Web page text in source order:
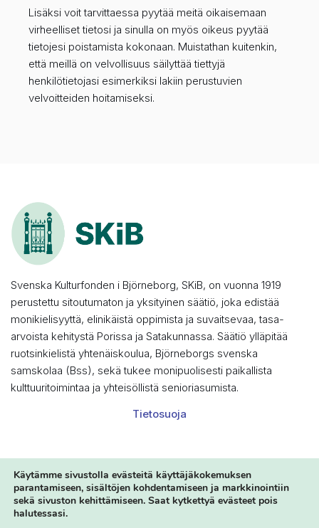
Lisäksi voit tarvittaessa pyytää meitä oikaisemaan
virheelliset tietosi ja sinulla on myös oikeus pyytää
tietojesi poistamista kokonaan. Muistathan kuitenkin,
että meillä on velvollisuus säilyttää tiettyjä
henkilötietojasi esimerkiksi lakiin perustuvien
velvoitteiden hoitamiseksi.
Svenska Kulturfonden i Björneborg, SKiB, on vuonna 1919
perustettu sitoutumaton ja yksityinen säätiö, joka edistää
monikielisyyttä, elinikäistä oppimista ja suvaitsevaa, tasa-
arvoista kehitystä Porissa ja Satakunnassa. Säätiö ylläpitää
ruotsinkielistä yhtenäiskoulua, Björneborgs svenska
samskolaa (Bss), sekä tukee monipuolisesti paikallista
kulttuuritoimintaa ja yhteisöllistä senioriasumista.
Tietosuoja
© 2024 SKiB
Käytämme sivustolla evästeitä käyttäjäkokemuksen
parantamiseen, sisältöjen kohdentamiseen ja markkinointiin
sekä sivuston kehittämiseen. Saat kytkettyä evästeet pois
halutessasi.